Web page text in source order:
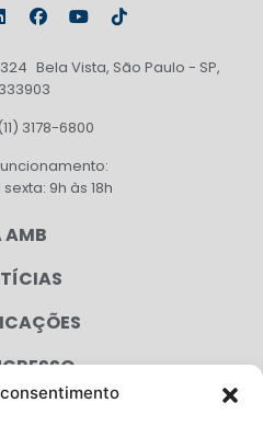
Bela Vista, São Paulo - SP,
3178-6800
9h às 18h
AMB